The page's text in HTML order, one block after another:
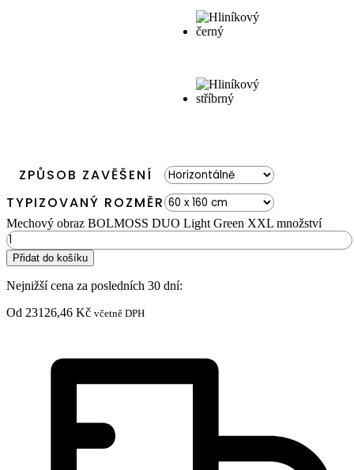
ZPŮSOB ZAVĚŠENÍ
TYPIZOVANÝ ROZMĚR
Mechový obraz BOLMOSS DUO Light Green XXL množství
Přidat do košíku
Nejnižší cena za posledních 30 dní:
Od 23126,46 Kč včetně DPH